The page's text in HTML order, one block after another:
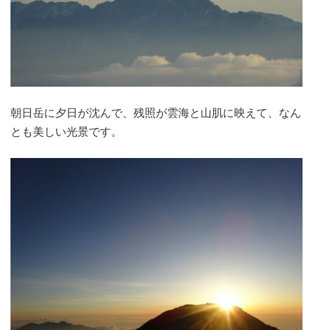
朝日岳に夕日が沈んで、残照が雲海と山肌に映えて、なん
とも美しい光景です。